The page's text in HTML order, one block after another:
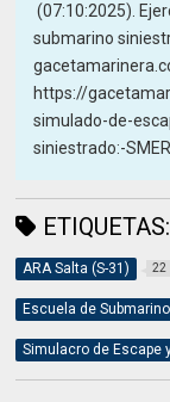
(07:10:2025).
submarino
https://
simulado-de-
siniestrado:-
ETIQUETAS:
ARA Salta (S-31) 22
Escuela de
Simulacro de Escape